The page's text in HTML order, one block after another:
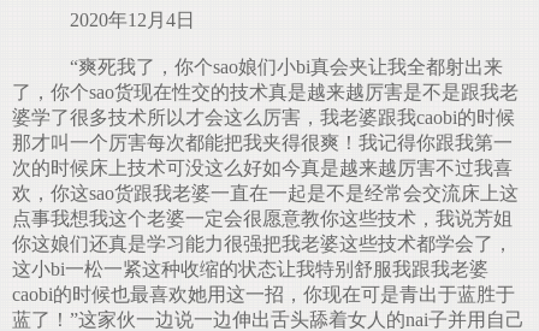
2020年12月4日
“爽死我了，你个sao娘们小bi真会夹让我全都射出来
了，你个sao货现在性交的技术真是越来越厉害是不是跟我老
婆学了很多技术所以才会这么厉害，我老婆跟我caobi的时候
那才叫一个厉害每次都能把我夹得很爽！我记得你跟我第一
次的时候床上技术可没这么好如今真是越来越厉害不过我喜
欢，你这sao货跟我老婆一直在一起是不是经常会交流床上这
点事我想我这个老婆一定会很愿意教你这些技术，我说芳姐
你这娘们还真是学习能力很强把我老婆这些技术都学会了，
这小bi一松一紧这种收缩的状态让我特别舒服我跟我老婆
caobi的时候也最喜欢她用这一招，你现在可是青出于蓝胜于
蓝了！”这家伙一边说一边伸出舌头舔着女人的nai子并用自己